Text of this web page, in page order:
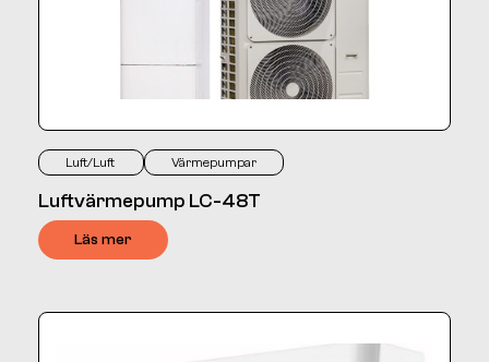
Luft/Luft Värmepumpar
Luftvärmepump LC-48T
Läs mer